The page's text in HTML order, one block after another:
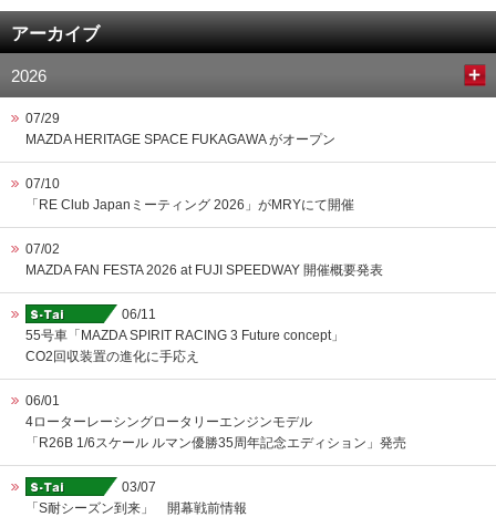
アーカイブ
2026
07/29
MAZDA HERITAGE SPACE FUKAGAWA がオープン
07/10
「RE Club Japanミーティング 2026」がMRYにて開催
07/02
MAZDA FAN FESTA 2026 at FUJI SPEEDWAY 開催概要発表
06/11
55号車「MAZDA SPIRIT RACING 3 Future concept」
CO2回収装置の進化に手応え
06/01
4ローターレーシングロータリーエンジンモデル
「R26B 1/6スケール ルマン優勝35周年記念エディション」発売
03/07
「S耐シーズン到来」 開幕戦前情報